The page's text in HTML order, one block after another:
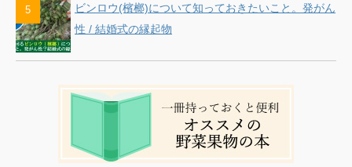
ビンロウ(檳榔)について知っておきたいこと。発がん
性 / 結婚式の縁起物